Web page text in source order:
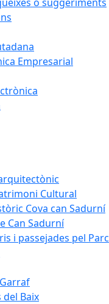
Empresarial
Cultural
Cova can Sadurní
Can Sadurní
i passejades pel Parc
Baix